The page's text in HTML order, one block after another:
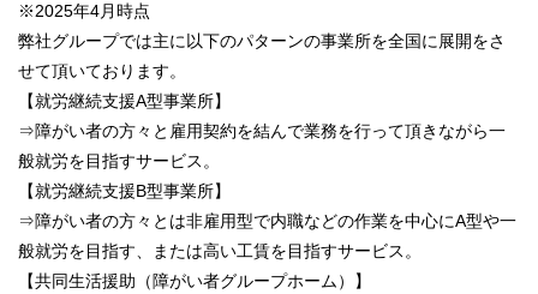
※2025年4月時点
弊社グループでは主に以下のパターンの事業所を全国に展開をさ
せて頂いております。
【就労継続支援A型事業所】
⇒障がい者の方々と雇用契約を結んで業務を行って頂きながら一
般就労を目指すサービス。
【就労継続支援B型事業所】
⇒障がい者の方々とは非雇用型で内職などの作業を中心にA型や一
般就労を目指す、または高い工賃を目指すサービス。
【共同生活援助（障がい者グループホーム）】